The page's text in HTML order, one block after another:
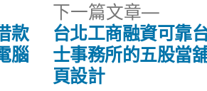
款
腦
下一篇文章
下
一
篇
台北工商融資可靠
士事務所的五股當
頁設計